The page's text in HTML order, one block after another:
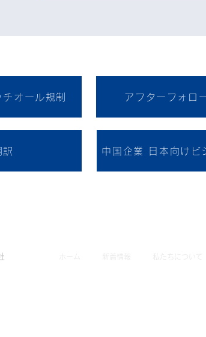
オール規制 アフターフォロ
訳 中国企業 日本向けビ
私たちについて